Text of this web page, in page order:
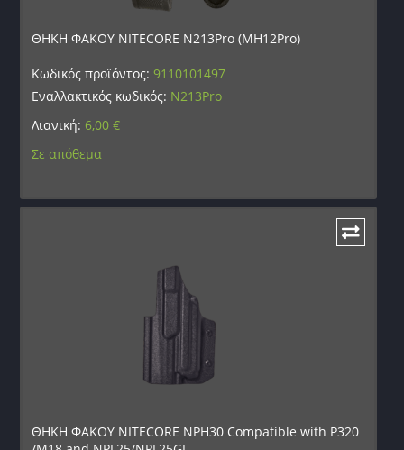
ΘΗΚΗ ΦΑΚΟΥ NITECORE N213Pro (MH12Pro)
Κωδικός προϊόντος:9110101497
Εναλλακτικός κωδικός: N213Pro
Λιανική: 6,00€
Σε απόθεμα
ΘΗΚΗ ΦΑΚΟΥ NITECORE NPH30 Compatible with P320